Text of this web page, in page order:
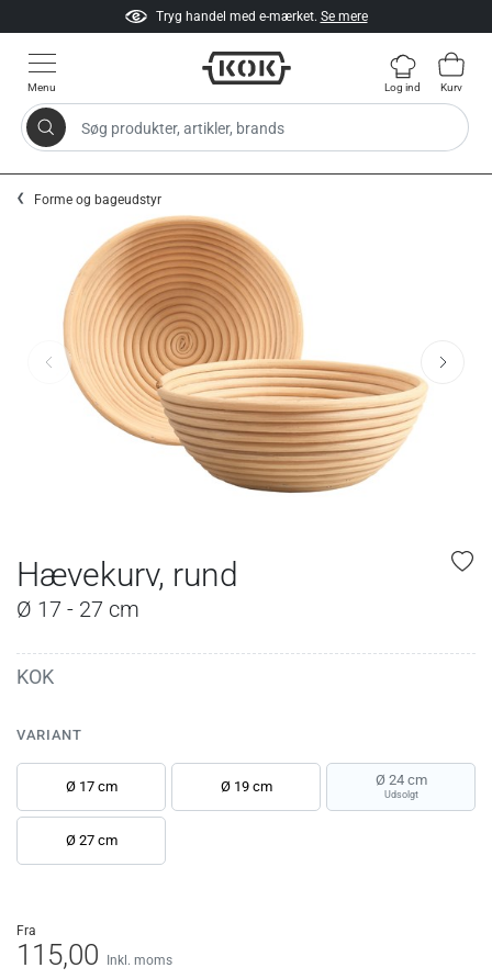
Tryg handel med e-mærket. Se mere
Menu
Søg produkter, artikler, brands
Log ind Kurv
Forme og bageudstyr
Hævekurv, rund
Ø 17 - 27 cm
KOK
VARIANT
Ø 17 cm Ø 19 cm Ø 24 cm
Udsolgt
Ø 27 cm
fra
115,00 Inkl. moms